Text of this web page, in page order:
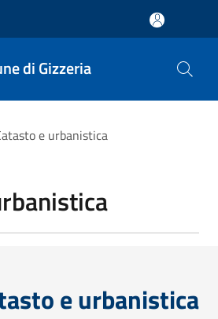
di Gizzeria
e urbanistica
e urbanistica